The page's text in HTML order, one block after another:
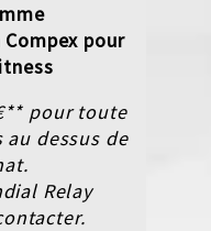
pour
pour toute
dessus de
Relay